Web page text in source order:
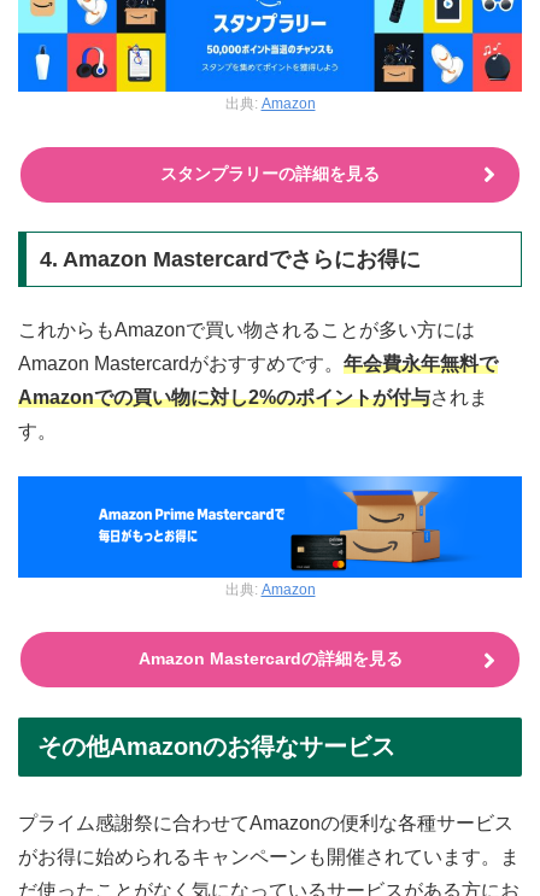
出典: Amazon
スタンプラリーの詳細を見る
4. Amazon Mastercardでさらにお得に
これからもAmazonで買い物されることが多い方には
Amazon Mastercardがおすすめです。 年会費永年無料で
Amazonでの買い物に対し2%のポイントが付与されま
す。
出典: Amazon
Amazon Mastercardの詳細を見る
その他Amazonのお得なサービス
プライム感謝祭に合わせてAmazonの便利な各種サービス
がお得に始められるキャンペーンも開催されています。ま
だ使ったことがなく気になっているサービスがある方にお